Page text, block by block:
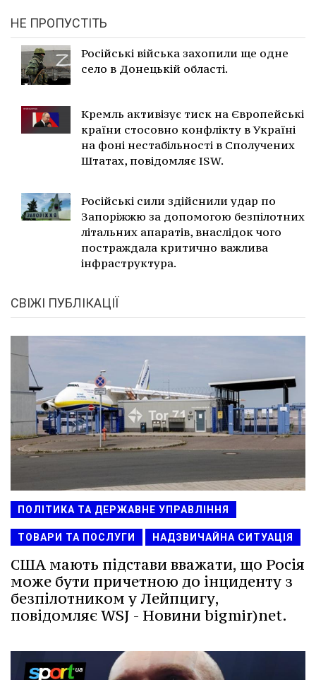
НЕ ПРОПУСТІТЬ
Російські війська захопили ще одне
село в Донецькій області.
Кремль активізує тиск на Європейські
країни стосовно конфлікту в Україні
на фоні нестабільності в Сполучених
Штатах, повідомляє ISW.
Російські сили здійснили удар по
Запоріжжю за допомогою безпілотних
літальних апаратів, внаслідок чого
постраждала критично важлива
інфраструктура.
СВІЖІ ПУБЛІКАЦІЇ
ПОЛІТИКА ТА ДЕРЖАВНЕ УПРАВЛІННЯ
ТОВАРИ ТА ПОСЛУГИ НАДЗВИЧАЙНА СИТУАЦІЯ
США мають підстави вважати, що Росія
може бути причетною до інциденту з
безпілотником у Лейпцигу,
повідомляє WSJ - Новини bigmir)net.